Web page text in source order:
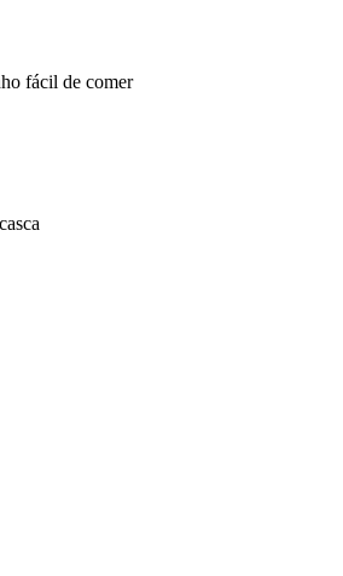
fácil de comer